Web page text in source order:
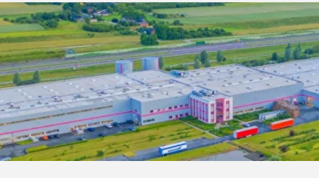
FAW корпорациясы (First Automotive
Works) Қытайдағы ең ірі және ең көне
автомобиль шығару
компанияларының бірі. 1953 жылы 15
шілдеде құрылған (бұл елде